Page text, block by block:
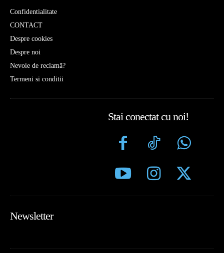
Confidentialitate
CONTACT
Despre cookies
Despre noi
Nevoie de reclamă?
Termeni si conditii
Stai conectat cu noi!
Newsletter